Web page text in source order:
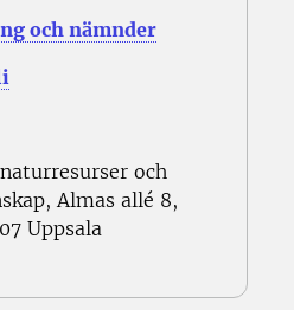
och nämnder
och
Almas allé 8,
Uppsala